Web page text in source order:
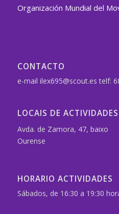
Organización Mundial del
CONTACTO
e-mail ilex695@scout.es telf:
LOCAIS DE ACTIVIDADES
Avda. de Zamora, 47, baixo
Ourense
HORARIO ACTIVIDADES
Sábados, de 16:30 a 19:30